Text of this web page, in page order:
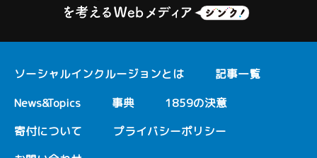
ソーシャルインクルージョンとは
記事一覧
News&Topics
事典
1859の決意
寄付について
プライバシーポリシー